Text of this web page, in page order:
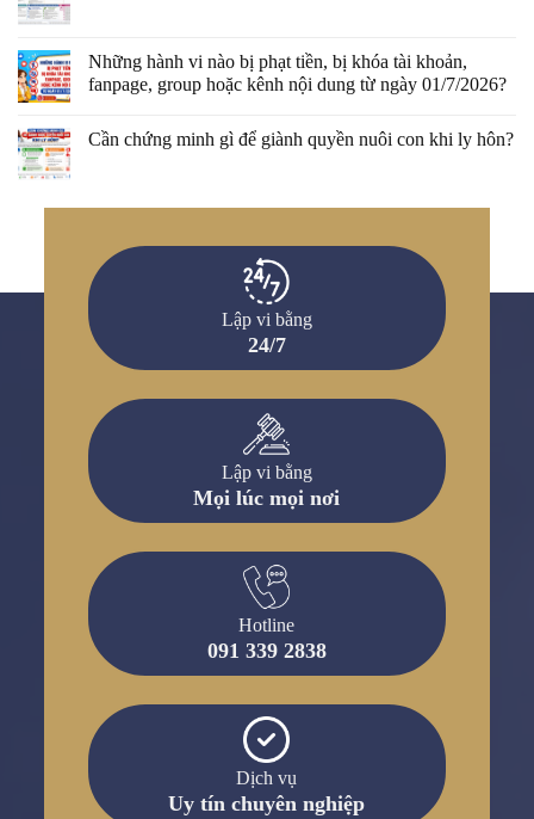
Những hành vi nào bị phạt tiền, bị khóa tài khoản,
fanpage, group hoặc kênh nội dung từ ngày 01/7/2026?
Cần chứng minh gì để giành quyền nuôi con khi ly hôn?
Lập vi bằng
24/7
Lập vi bằng
Mọi lúc mọi nơi
Hotline
091 339 2838
Dịch vụ
Uy tín chuyên nghiệp